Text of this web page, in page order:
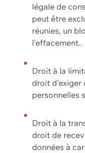
légale de
peut être
réunies, un
l'effacement..
Droit à la
droit d'exiger
personnelles
Droit à la
droit de
données à